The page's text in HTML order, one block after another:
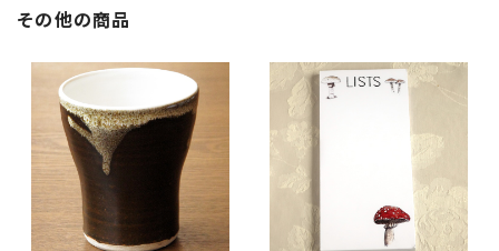
その他の商品